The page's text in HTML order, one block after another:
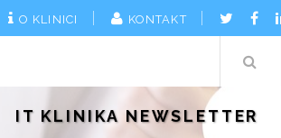
O KLINICI KONTAKT
IT KLINIKA NEWSLETTER